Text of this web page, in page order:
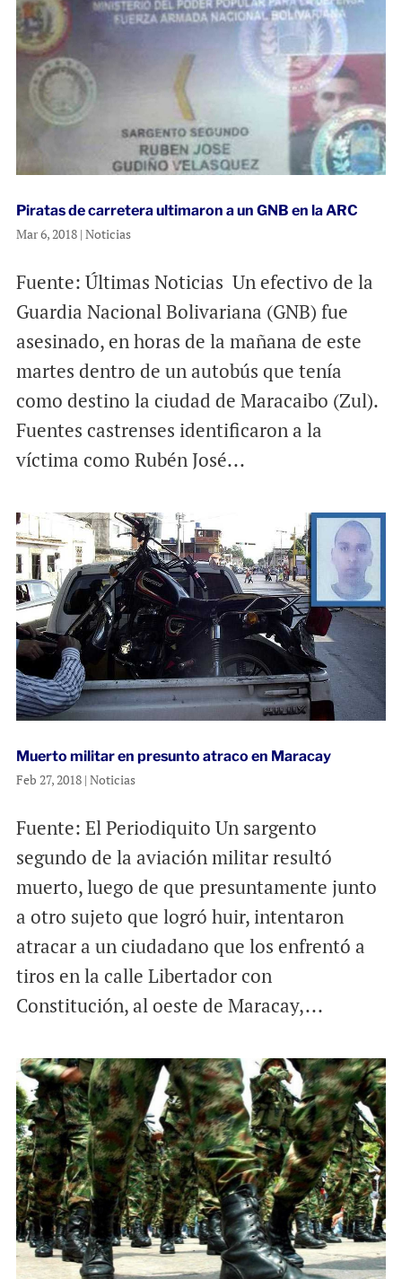
Piratas de carretera ultimaron a un GNB en la ARC
Mar 6, 2018| Noticias
Fuente: Últimas Noticias Un efectivo de la
Guardia Nacional Bolivariana (GNB) fue
asesinado, en horas de la mañana de este
martes dentro de un autobús que tenía
como destino la ciudad de Maracaibo (Zul).
Fuentes castrenses identificaron a la
víctima como Rubén José...
Muerto militar en presunto atraco en Maracay
Feb 27, 2018| Noticias
Fuente: El Periodiquito Un sargento
segundo de la aviación militar resultó
muerto, luego de que presuntamente junto
a otro sujeto que logró huir, intentaron
atracar a un ciudadano que los enfrentó a
tiros en la calle Libertador con
Constitución, al oeste de Maracay,...